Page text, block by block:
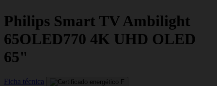
Philips Smart TV Ambilight
65OLED770 4K UHD OLED
65"
Ficha técnica